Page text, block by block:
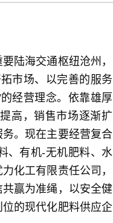
陆海交通枢纽沧州，
市场、以完善的服务
经营理念。依靠雄厚
高，销售市场逐渐扩
。现在主要经营复合
、有机-无机肥料、水
化工有限责任公司，
赢为准绳，以安全健
的现代化肥料供应企